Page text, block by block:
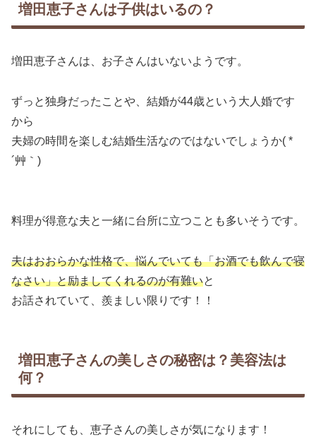
増田恵子さんは子供はいるの？
増田恵子さんは、お子さんはいないようです。
ずっと独身だったことや、結婚が44歳という大人婚です
から
夫婦の時間を楽しむ結婚生活なのではないでしょうか( *
´艸｀)
料理が得意な夫と一緒に台所に立つことも多いそうです。
夫はおおらかな性格で、悩んでいても「お酒でも飲んで寝
なさい」と励ましてくれるのが有難いと
お話されていて、羨ましい限りです！！
増田恵子さんの美しさの秘密は？美容法は
何？
それにしても、恵子さんの美しさが気になります！